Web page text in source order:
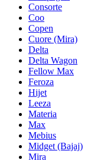
Consorte
Coo
Copen
Cuore (Mira)
Delta
Delta Wagon
Fellow Max
Feroza
Hijet
Leeza
Materia
Max
Mebius
Midget (Bajaj)
Mira